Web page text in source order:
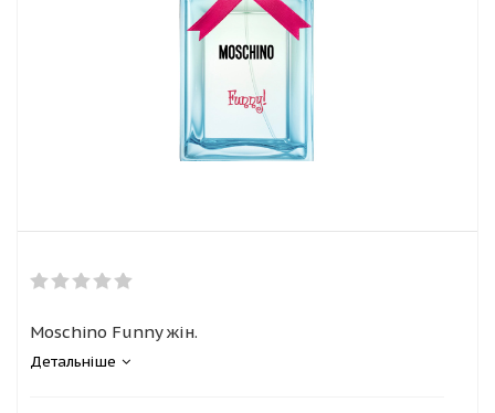
Moschino Funny жін.
Детальніше